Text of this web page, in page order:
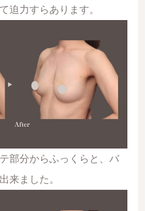
迫力すらあります。
部分からふっくらと、バ
来ました。